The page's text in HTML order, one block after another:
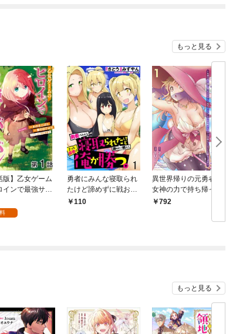
もっと見る
版】乙女ゲーム
インで最強サバ
@COMIC 第1話
勇者にみんな寝取られ
たけど諦めずに戦お
う。きっと最後は俺が
110
異世界帰りの元勇者 〜
女神の力で持ち帰った
アイテムで現代ダンジ
ずが何故かパーティー
792
もっと見る